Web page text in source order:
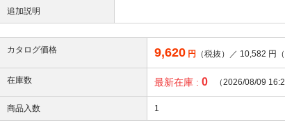
追加説明
カタログ価格 9,620 円 （税抜）／ 10,582 円
在庫数 最新在庫 :0 （2026/08/09
商品入数 1